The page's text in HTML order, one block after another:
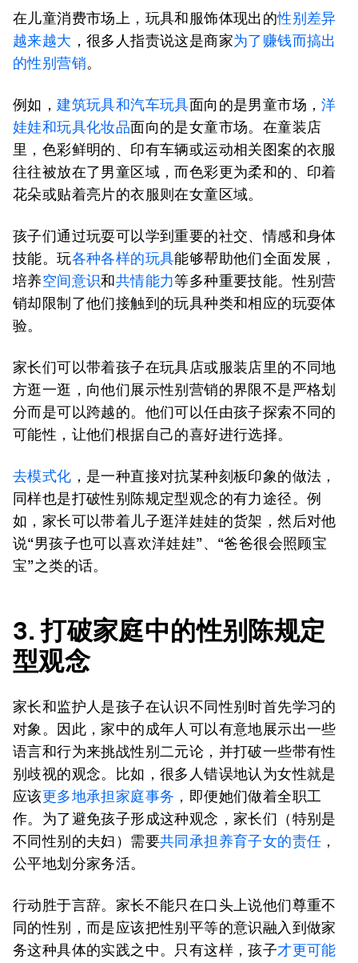
在儿童消费市场上，玩具和服饰体现出的性别差异
越来越大 ，很多人指责说这是商家为了赚钱而搞出
的性别营销。
例如，建筑玩具和汽车玩具面向的是男童市场，洋
娃娃和玩具化妆品面向的是女童市场。在童装店
里，色彩鲜明的、印有车辆或运动相关图案的衣服
往往被放在了男童区域，而色彩更为柔和的、印着
花朵或贴着亮片的衣服则在女童区域。
孩子们通过玩耍可以学到重要的社交、情感和身体
技能。玩各种各样的玩具能够帮助他们全面发展，
培养空间意识和共情能力等多种重要技能。性别营
销却限制了他们接触到的玩具种类和相应的玩耍体
验。
家长们可以带着孩子在玩具店或服装店里的不同地
方逛一逛，向他们展示性别营销的界限不是严格划
分而是可以跨越的。他们可以任由孩子探索不同的
可能性，让他们根据自己的喜好进行选择。
去模式化 ，是一种直接对抗某种刻板印象的做法，
同样也是打破性别陈规定型观念的有力途径。例
如，家长可以带着儿子逛洋娃娃的货架，然后对他
说“男孩子也可以喜欢洋娃娃”、“爸爸很会照顾宝
宝”之类的话。
3. 打破家庭中的性别陈规定
型观念
家长和监护人是孩子在认识不同性别时首先学习的
对象。因此，家中的成年人可以有意地展示出一些
语言和行为来挑战性别二元论，并打破一些带有性
别歧视的观念。比如，很多人错误地认为女性就是
应该更多地承担家庭事务 ，即便她们做着全职工
作。为了避免孩子形成这种观念，家长们（特别是
不同性别的夫妇）需要共同承担养育子女的责任 ，
公平地划分家务活。
行动胜于言辞。家长不能只在口头上说他们尊重不
同的性别，而是应该把性别平等的意识融入到做家
务这种具体的实践之中。只有这样，孩子才更可能